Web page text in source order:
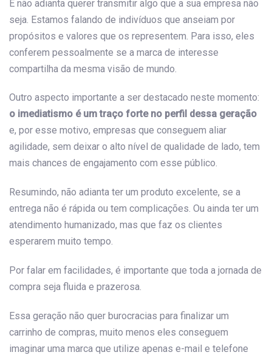
E não adianta querer transmitir algo que a sua empresa não
seja. Estamos falando de indivíduos que anseiam por
propósitos e valores que os representem. Para isso, eles
conferem pessoalmente se a marca de interesse
compartilha da mesma visão de mundo.
Outro aspecto importante a ser destacado neste momento:
o imediatismo é um traço forte no perfil dessa geração
e, por esse motivo, empresas que conseguem aliar
agilidade, sem deixar o alto nível de qualidade de lado, tem
mais chances de engajamento com esse público.
Resumindo, não adianta ter um produto excelente, se a
entrega não é rápida ou tem complicações. Ou ainda ter um
atendimento humanizado, mas que faz os clientes
esperarem muito tempo.
Por falar em facilidades, é importante que toda a jornada de
compra seja fluida e prazerosa.
Essa geração não quer burocracias para finalizar um
carrinho de compras, muito menos eles conseguem
imaginar uma marca que utilize apenas e-mail e telefone